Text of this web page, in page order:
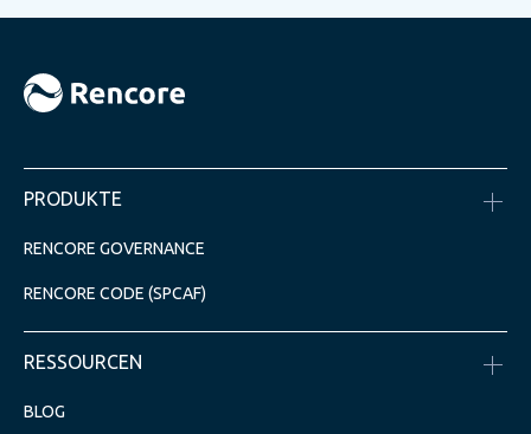
PRODUKTE
RENCORE GOVERNANCE
RENCORE CODE (SPCAF)
RESSOURCEN
BLOG